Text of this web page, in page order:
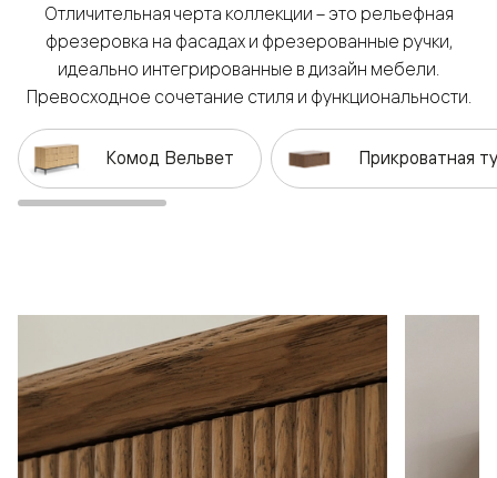
Отличительная черта коллекции – это рельефная
фрезеровка на фасадах и фрезерованные ручки,
идеально интегрированные в дизайн мебели.
Превосходное сочетание стиля и функциональности.
Комод Вельвет Прикроватная